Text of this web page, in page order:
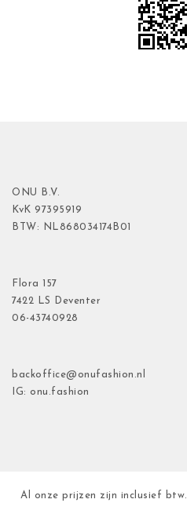
ONU B.V.
KvK 97395919
BTW: NL868034174B01
Flora 157
7422 LS Deventer
06-43740928
backoffice@onufashion.nl
IG: onu.fashion
Al onze prijzen zijn inclusief btw.